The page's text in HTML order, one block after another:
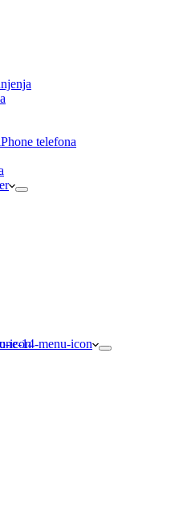
telefona